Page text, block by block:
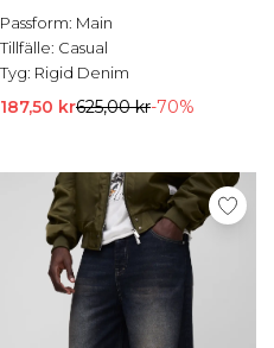
Passform: Main
Tillfälle: Casual
Tyg: Rigid Denim
187,50 kr625,00 kr-70%